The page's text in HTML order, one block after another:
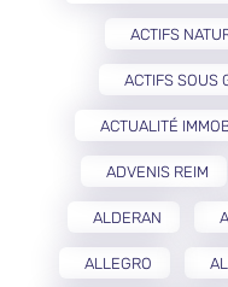
ACTIFS
ACTIFS SOUS
ACTUALITÉ
ADVENIS REIM
ALDERAN
ALLEGRO